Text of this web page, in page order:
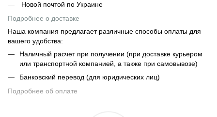
Новой почтой по Украине
Подробнее о доставке
Наша компания предлагает различные способы оплаты для
вашего удобства:
Наличный расчет при получении (при доставке курьером
или транспортной компанией, а также при самовывозе)
Банковский перевод (для юридических лиц)
Подробнее об оплате